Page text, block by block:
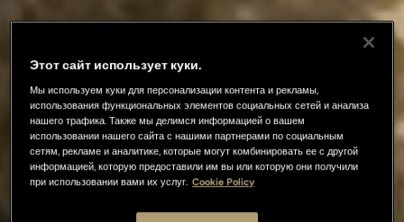
Этот сайт использует куки.
Мы используем куки для персонализации контента и рекламы,
использования функциональных элементов социальных сетей и анализа
нашего трафика. Также мы делимся информацией о вашем
использовании нашего сайта с нашими партнерами по социальным
сетям, рекламе и аналитике, которые могут комбинировать ее с другой
информацией, которую предоставили им вы или которую они получили
при использовании вами их услуг. Cookie Policy